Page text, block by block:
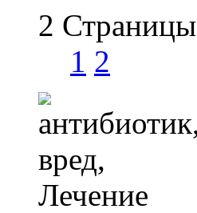
2 Страницы
1 2